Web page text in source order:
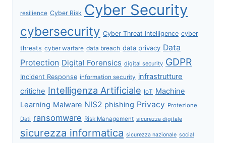
resilience Cyber Risk Cyber Security
cybersecurity Cyber Threat Intelligence cyber
threats cyber warfare data breach data privacy Data
Protection Digital Forensics digital security GDPR
Incident Response information security infrastrutture
critiche Intelligenza Artificiale IoT Machine
Learning Malware NIS2 phishing Privacy Protezione
Dati ransomware Risk Management sicurezza digitale
sicurezza informatica sicurezza nazionale social